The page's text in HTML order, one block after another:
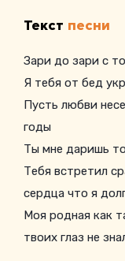
Текст песни
Зари до зари с
Я тебя от бед
Пусть любви
годы
Ты мне даришь
Тебя встретил
сердца что я
Моя родная как
твоих глаз не